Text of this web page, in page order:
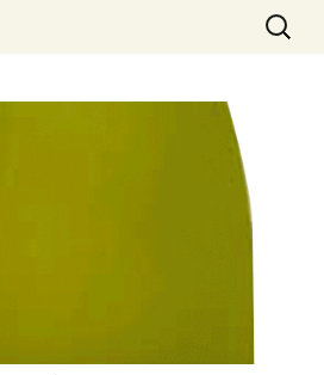
Melhores Vinhos da
do Sul
por: